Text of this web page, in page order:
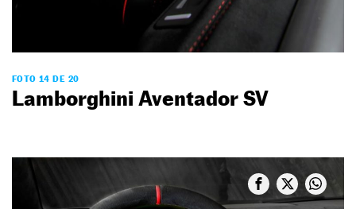
FOTO 14 DE 20
Lamborghini Aventador SV